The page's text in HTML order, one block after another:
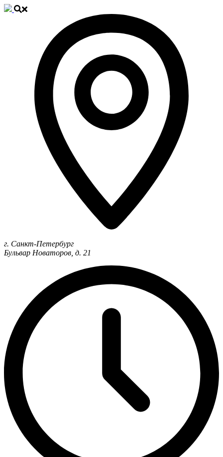
г. Санкт-Петербург
Бульвар Новаторов, д. 21